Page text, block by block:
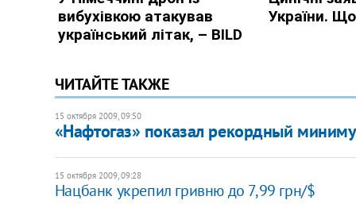
ЧИТАЙТЕ ТАКЖЕ
15 октября 2009, 09:50
«Нафтогаз» показал рекордный
15 октября 2009, 09:28
Нацбанк укрепил гривню до 7,99 грн/$